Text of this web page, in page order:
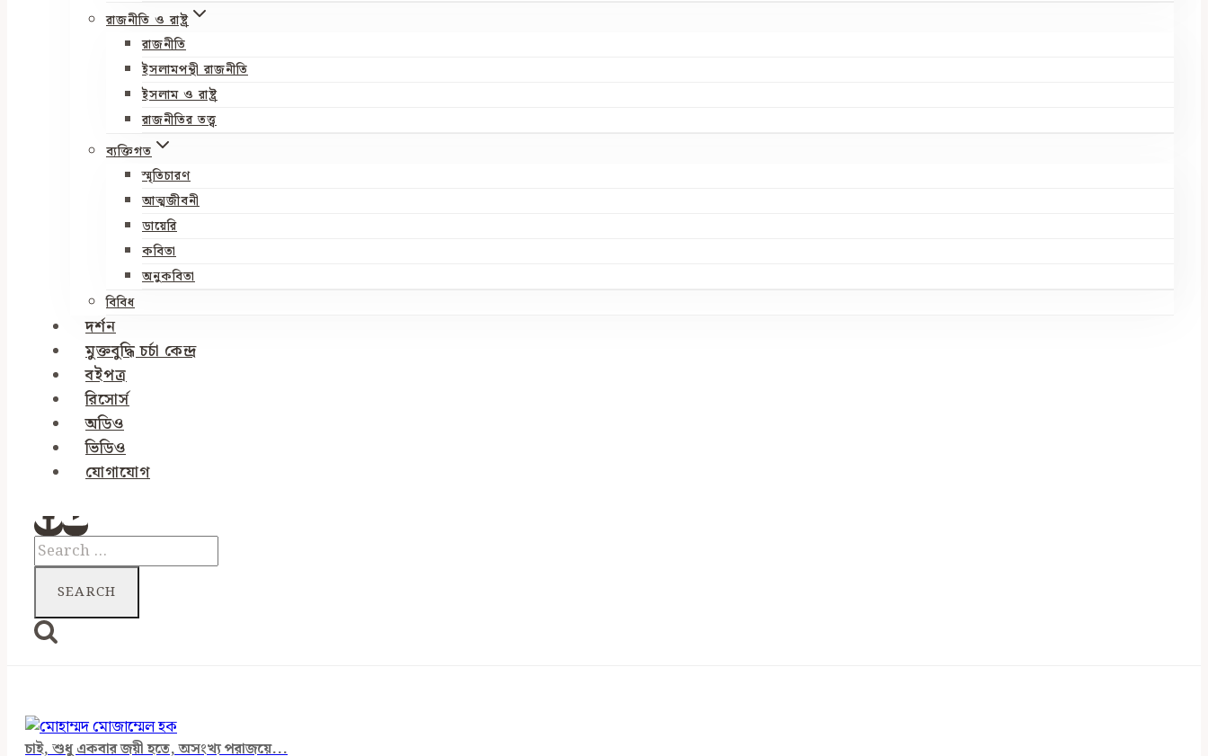
রাজনীতি ও রাষ্ট্র
রাজনীতি
ইসলামপন্থী রাজনীতি
ইসলাম ও রাষ্ট্র
রাজনীতির তত্ত্ব
ব্যক্তিগত
স্মৃতিচারণ
আত্মজীবনী
ডায়েরি
কবিতা
অনুকবিতা
বিবিধ
দর্শন
মুক্তবুদ্ধি চর্চা কেন্দ্র
বইপত্র
রিসোর্স
অডিও
ভিডিও
যোগাযোগ
Search
for:
চাই, শুধু একবার জয়ী হতে, অসংখ্য পরাজয়ে...